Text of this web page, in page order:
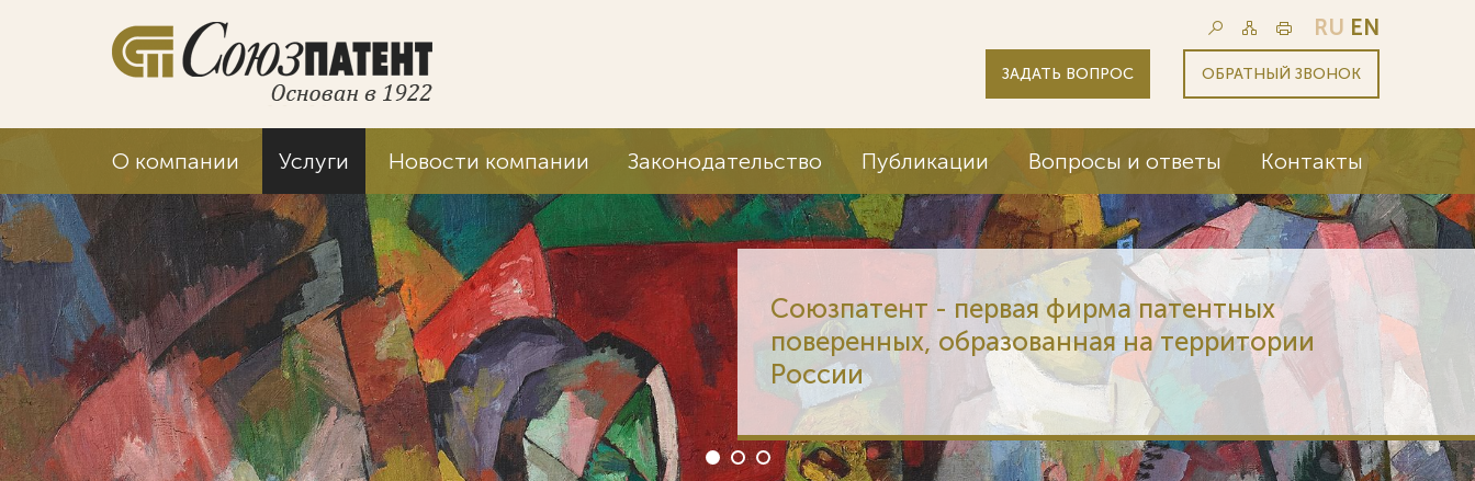
RU EN
ЗАДАТЬ ВОПРОС ОБРАТНЫЙ ЗВОНОК
О компании Услуги Новости компании Законодательство Публикации Вопросы и ответы Контакты
Союзпатент - первая фирма патентных
поверенных, образованная на территории
России